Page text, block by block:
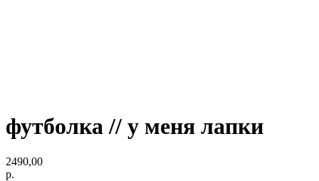
футболка // у меня лапки
2490,00
р.